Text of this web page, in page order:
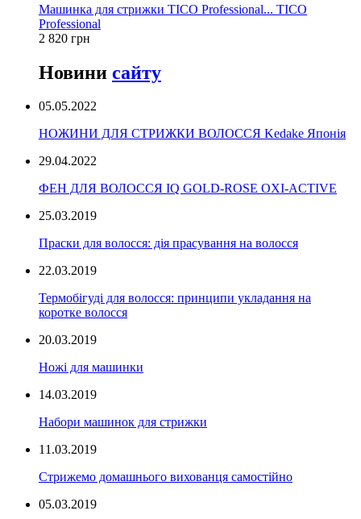
Машинка для стрижки TICO Professional... TICO
Professional
2 820 грн
Новини сайту
05.05.2022
НОЖИНИ ДЛЯ СТРИЖКИ ВОЛОССЯ Kedake Японія
29.04.2022
ФЕН ДЛЯ ВОЛОССЯ IQ GOLD-ROSE OXI-ACTIVE
25.03.2019
Праски для волосся: дія прасування на волосся
22.03.2019
Термобігуді для волосся: принципи укладання на
коротке волосся
20.03.2019
Ножі для машинки
14.03.2019
Набори машинок для стрижки
11.03.2019
Стрижемо домашнього вихованця самостійно
05.03.2019